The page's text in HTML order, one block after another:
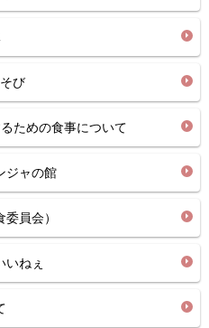
び
ための食事について
ジャの館
員会）
ねぇ